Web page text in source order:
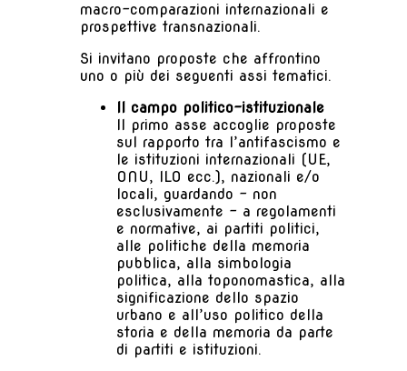
macro-comparazioni internazionali e
prospettive transnazionali.
Si invitano proposte che affrontino
uno o più dei seguenti assi tematici.
Il campo politico-istituzionale
Il primo asse accoglie proposte
sul rapporto tra l’antifascismo e
le istituzioni internazionali (UE,
ONU, ILO ecc.), nazionali e/o
locali, guardando – non
esclusivamente – a regolamenti
e normative, ai partiti politici,
alle politiche della memoria
pubblica, alla simbologia
politica, alla toponomastica, alla
significazione dello spazio
urbano e all’uso politico della
storia e della memoria da parte
di partiti e istituzioni.